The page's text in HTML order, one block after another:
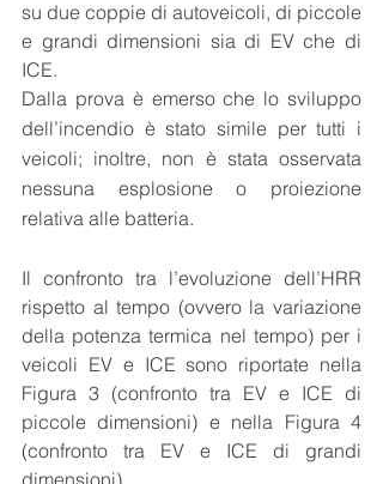
su due coppie di autoveicoli, di piccole
e grandi dimensioni sia di EV che di
ICE.
Dalla prova è emerso che lo sviluppo
dell’incendio è stato simile per tutti i
veicoli; inoltre, non è stata osservata
nessuna esplosione o proiezione
relativa alle batteria.
Il confronto tra l’evoluzione dell’HRR
rispetto al tempo (ovvero la variazione
della potenza termica nel tempo) per i
veicoli EV e ICE sono riportate nella
Figura 3 (confronto tra EV e ICE di
piccole dimensioni) e nella Figura 4
(confronto tra EV e ICE di grandi